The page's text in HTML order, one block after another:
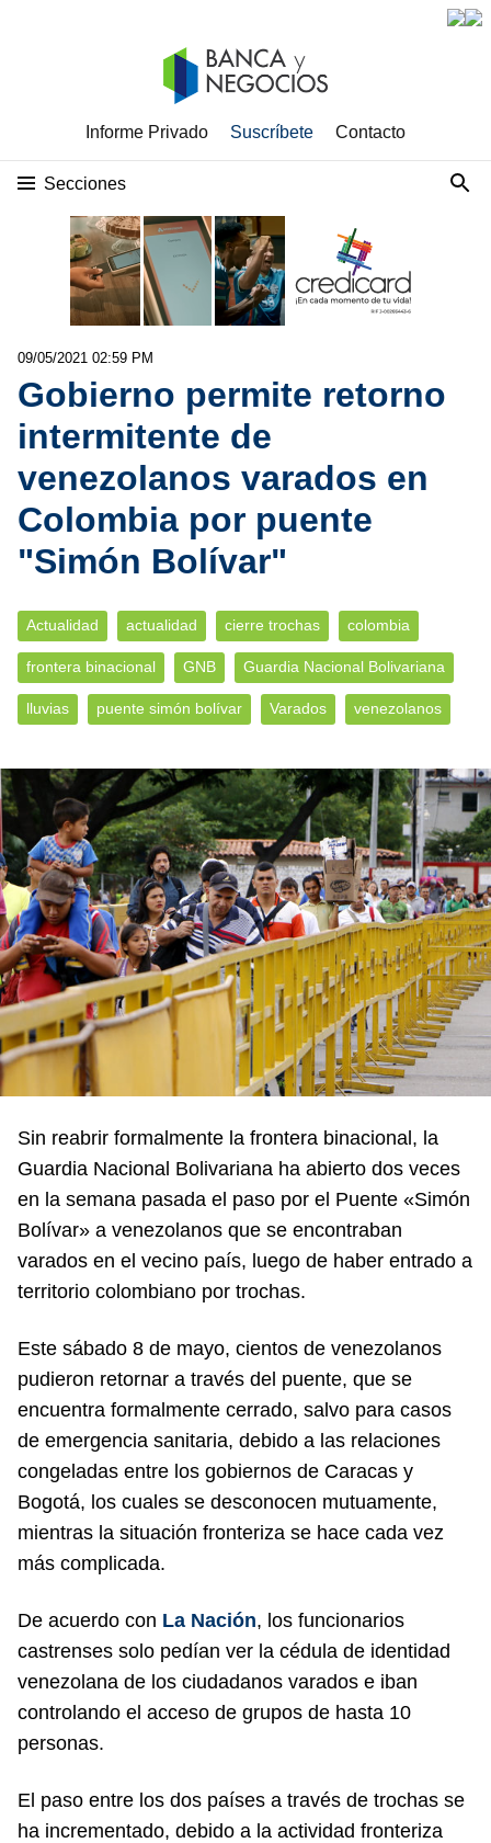
Informe Privado Suscríbete Contacto
Secciones
09/05/2021 02:59 PM
Gobierno permite retorno
intermitente de
venezolanos varados en
Colombia por puente
"Simón Bolívar"
Actualidad actualidad cierre trochas colombia
frontera binacional GNB Guardia Nacional Bolivariana
lluvias puente simón bolívar Varados venezolanos
Sin reabrir formalmente la frontera binacional, la
Guardia Nacional Bolivariana ha abierto dos veces
en la semana pasada el paso por el Puente «Simón
Bolívar» a venezolanos que se encontraban
varados en el vecino país, luego de haber entrado a
territorio colombiano por trochas.
Este sábado 8 de mayo, cientos de venezolanos
pudieron retornar a través del puente, que se
encuentra formalmente cerrado, salvo para casos
de emergencia sanitaria, debido a las relaciones
congeladas entre los gobiernos de Caracas y
Bogotá, los cuales se desconocen mutuamente,
mientras la situación fronteriza se hace cada vez
más complicada.
De acuerdo con La Nación, los funcionarios
castrenses solo pedían ver la cédula de identidad
venezolana de los ciudadanos varados e iban
controlando el acceso de grupos de hasta 10
personas.
El paso entre los dos países a través de trochas se
ha incrementado, debido a la actividad fronteriza